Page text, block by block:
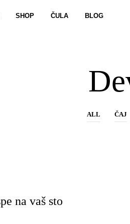
SHOP ČULA BLOG
ALL ČAJ
na vaš sto